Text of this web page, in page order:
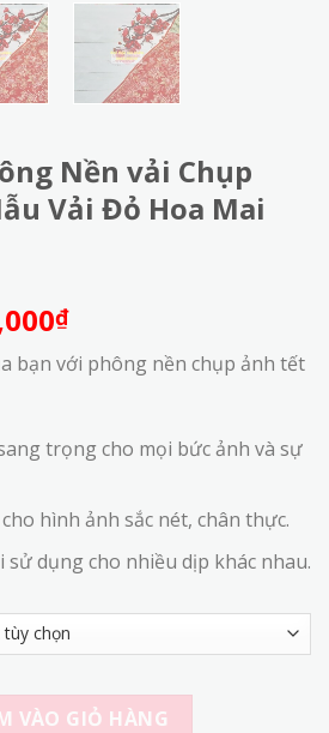
Nền vải Chụp
Vải Đỏ Hoa Mai
₫Khoảng
giá:
từ
đến
320,000₫
bạn với phông nền chụp ảnh tết
trọng cho mọi bức ảnh và sự
hình ảnh sắc nét, chân thực.
sử dụng cho nhiều dịp khác nhau.
vải Chụp Ảnh Tết 3D Mẫu Vải Đỏ Hoa
VÀO GIỎ HÀNG